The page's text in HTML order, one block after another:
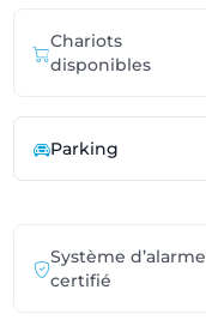
Chariots
disponibles
Parking
Système d’alarme
certifié